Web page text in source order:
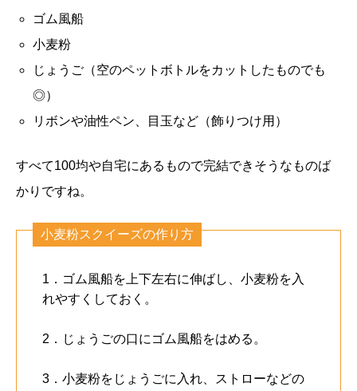
ゴム風船
小麦粉
じょうご（空のペットボトルをカットしたものでも
◎）
リボンや油性ペン、目玉など（飾りつけ用）
すべて100均や自宅にあるもので完結できそうなものば
かりですね。
小麦粉スクイーズの作り方
1．ゴム風船を上下左右に伸ばし、小麦粉を入
れやすくしておく。
2．じょうごの口にゴム風船をはめる。
3．小麦粉をじょうごに入れ、ストローなどの